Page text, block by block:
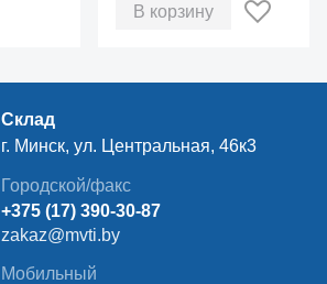
В корзину
Склад
г. Минск, ул. Центральная, 46к3
Городской/факс
+375 (17) 390-30-87
zakaz@mvti.by
Мобильный